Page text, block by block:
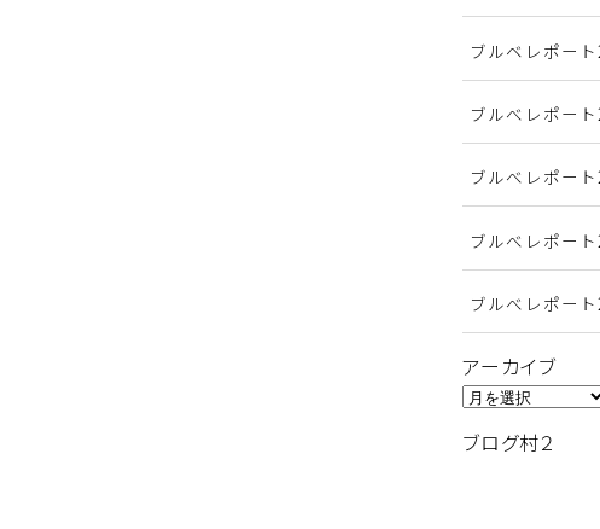
ブルベレポー
ブルべレポー
ブルべレポー
ブルべレポー
ブルべレポー
アーカイブ
ア
カ
ブログ村２